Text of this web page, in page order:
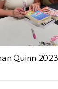
Quinn 2023